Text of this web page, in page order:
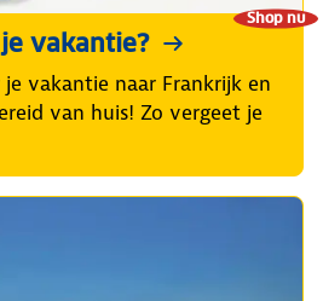
Shop nu
vakantie?
vakantie naar Frankrijk en
van huis! Zo vergeet je